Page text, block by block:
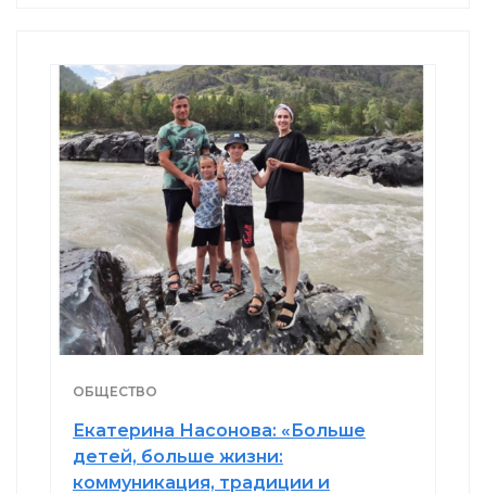
ОБЩЕСТВО
Екатерина Насонова: «Больше
детей, больше жизни:
коммуникация, традиции и